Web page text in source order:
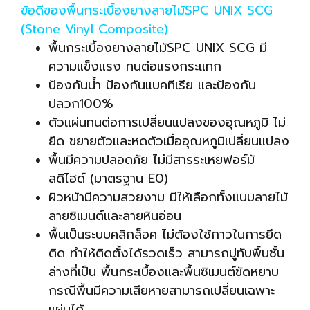
ข้อดีของพื้นกระเบื้องยางลายไม้SPC UNIX SCG
(Stone Vinyl Composite)
พื้นกระเบื้องยางลายไม้SPC UNIX SCG มี
ความแข็งแรง ทนต่อแรงกระแทก
ป้องกันน้ำ ป้องกันแบคทีเรีย และป้องกัน
ปลวก100%
ตัวแผ่นทนต่อการเปลี่ยนแปลงของอุณหภูมิ ไม่
ยืด ขยายตัวและหดตัวเมื่ออุณหภูมิเปลี่ยนแปลง
พื้นมีความปลอดภัย ไม่มีสารระเหยฟอร์มั
ลดิไฮด์ (มาตรฐาน E0)
ผิวหน้ามีความสวยงาม มีให้เลือกทั้งแบบลายไม้
ลายซิเมนต์และลายหินอ่อน
พื้นเป็นระบบคลิกล็อค ไม่ต้องใช้กาวในการยึด
ติด ทำให้ติดตั้งได้รวดเร็ว สามารถปูทับพื้นชั้น
ล่างที่เป็น พื้นกระเบื้องและพื้นซิเมนต์ขัดหยาบ
กรณีพื้นมีความเสียหายสามารถเปลี่ยนเฉพาะ